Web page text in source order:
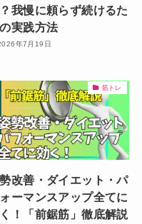
我慢に頼らず続けるた
実践方法
年7月19日
筋トレ
改善・ダイエット・パ
ーマンスアップ全てに
！「前鋸筋」徹底解説